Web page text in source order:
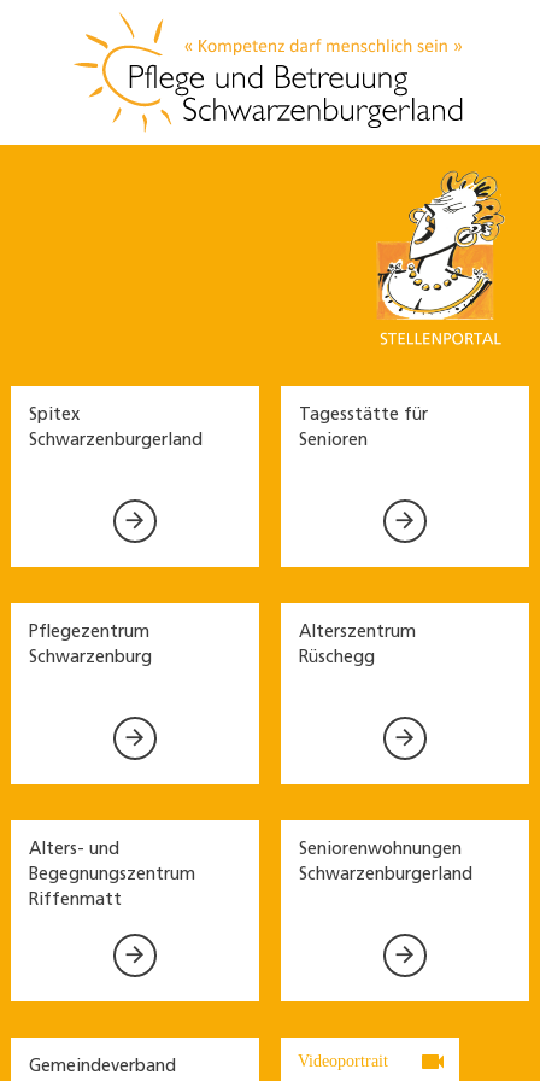
Spitex
Schwarzenburgerland

Tagesstätte für
Senioren

Pflegezentrum
Schwarzenburg

Alterszentrum
Rüschegg

Alters- und
Begegnungszentrum
Riffenmatt

Seniorenwohnungen
Schwarzenburgerland

Gemeindeverband Videoportrait 